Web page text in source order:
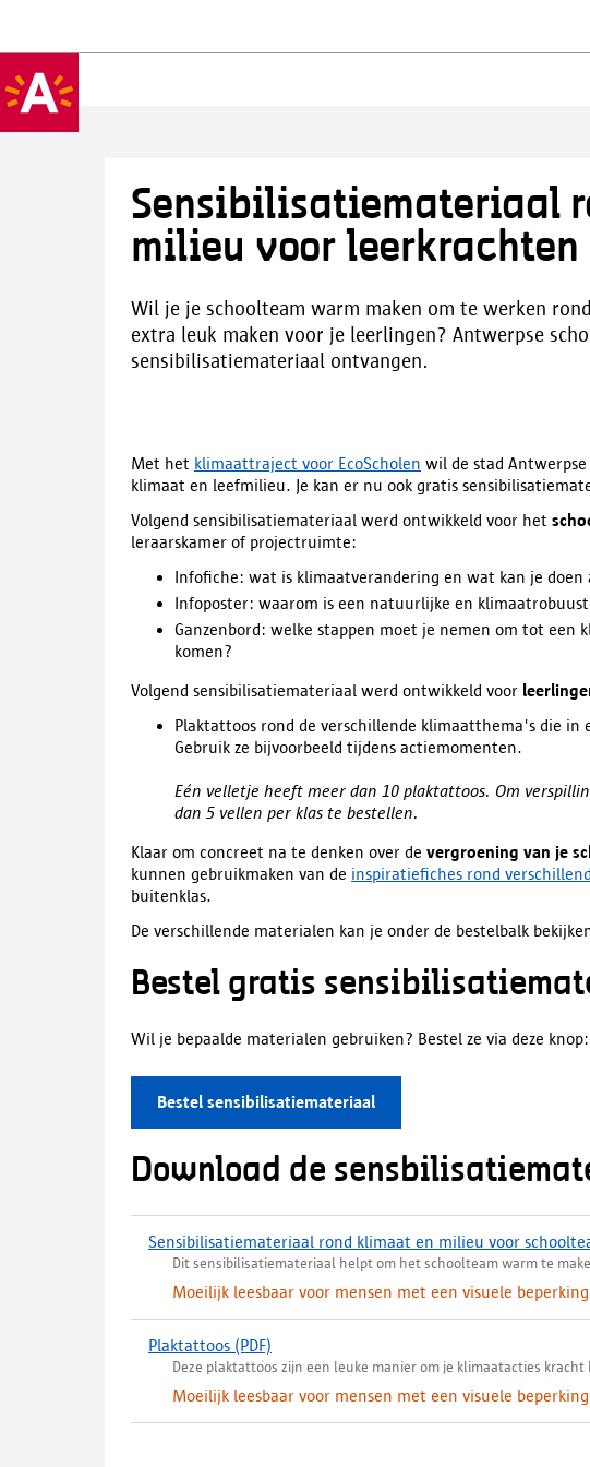
Sensibilisatiemateriaal
milieu voor leerkrachten
Wil je je schoolteam warm maken om te werken
extra leuk maken voor je leerlingen? Antwerpse
sensibilisatiemateriaal ontvangen.
Met het klimaattraject voor EcoScholen wil de stad
klimaat en leefmilieu. Je kan er nu ook gratis
Volgend sensibilisatiemateriaal werd ontwikkeld voor het
leraarskamer of projectruimte:
Infofiche: wat is klimaatverandering en wat kan je doen
Infoposter: waarom is een natuurlijke en
Ganzenbord: welke stappen moet je nemen om tot een
komen?
Volgend sensibilisatiemateriaal werd ontwikkeld voor
Plaktattoos rond de verschillende klimaatthema's die
Gebruik ze bijvoorbeeld tijdens actiemomenten.
Eén velletje heeft meer dan 10 plaktattoos. Om
dan 5 vellen per klas te bestellen.
Klaar om concreet na te denken over de vergroening van je
kunnen gebruikmaken van de inspiratiefiches rond
buitenklas.
De verschillende materialen kan je onder de bestelbalk
Bestel gratis
Wil je bepaalde materialen gebruiken? Bestel ze via deze knop:
Bestel sensibilisatiemateriaal
Download de
Sensibilisatiemateriaal rond klimaat en milieu voor
Dit sensibilisatiemateriaal helpt om het schoolteam warm te
Moeilijk leesbaar voor mensen met een visuele
Plaktattoos (PDF)
d
o
Deze plaktattoos zijn een leuke manier om je klimaatacties
Moeilijk leesbaar voor mensen met een visuele